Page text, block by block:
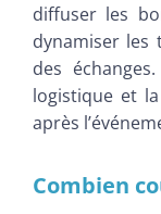
diffuser les
dynamiser
des
logistique et
après
Combien